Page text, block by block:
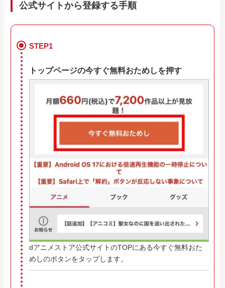
公式サイトから登録する手順
STEP1
トップページの今すぐ無料おためしを押す
dアニメストア公式サイトのTOPにある今すぐ無料おた
めしのボタンをタップします。